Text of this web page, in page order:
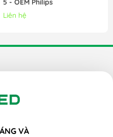
....
5 - OEM Philips
Liên hệ
VÀ